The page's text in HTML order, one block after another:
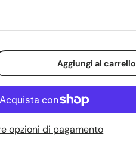
Aggiungi al carrello
opzioni di pagamento